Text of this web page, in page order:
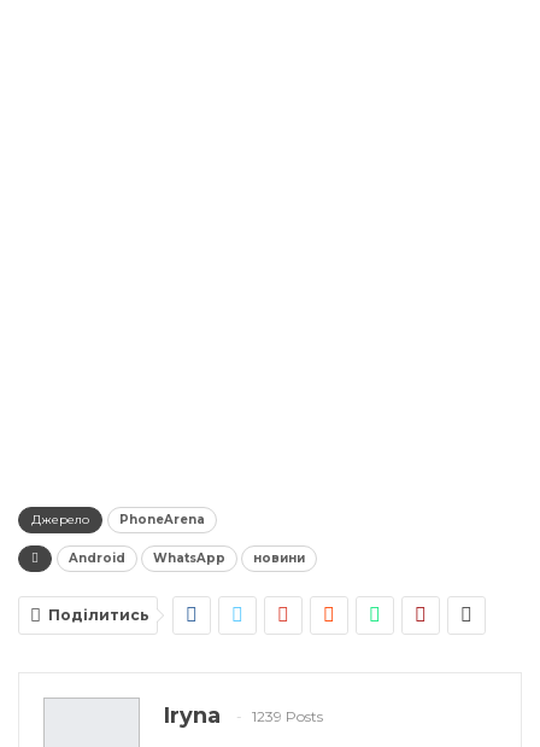
Джерело PhoneArena
Android WhatsApp новини
Поділитись
Iryna 1239 Posts